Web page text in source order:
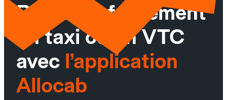
Réservez facilement
un taxi ou un VTC
avec l’application
Allocab